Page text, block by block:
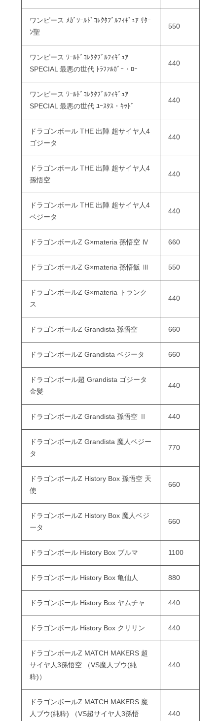
ワンピース ﾒｶﾞﾜｰﾙﾄﾞｺﾚｸﾀﾌﾞﾙﾌｨｷﾞｭｱ ｻﾀｰ
ﾝ聖
550
ワンピース ﾜｰﾙﾄﾞｺﾚｸﾀﾌﾞﾙﾌｨｷﾞｭｱ
SPECIAL 最悪の世代 ﾄﾗﾌｧﾙｶﾞｰ・ﾛｰ
440
ワンピース ﾜｰﾙﾄﾞｺﾚｸﾀﾌﾞﾙﾌｨｷﾞｭｱ
SPECIAL 最悪の世代 ﾕｰｽﾀｽ・ｷｯﾄﾞ
440
ドラゴンボール THE 出陣 超サイヤ人4
ゴジータ
440
ドラゴンボール THE 出陣 超サイヤ人4
孫悟空
440
ドラゴンボール THE 出陣 超サイヤ人4
ベジータ
440
ドラゴンボールZ G×materia 孫悟空 Ⅳ 660
ドラゴンボールZ G×materia 孫悟飯 Ⅲ 550
ドラゴンボールZ G×materia トランク
ス
440
ドラゴンボールZ Grandista 孫悟空 660
ドラゴンボールZ Grandista ベジータ 660
ドラゴンボール超 Grandista ゴジータ
金髪
440
ドラゴンボールZ Grandista 孫悟空 Ⅱ 440
ドラゴンボールZ Grandista 魔人ベジー
タ
770
ドラゴンボールZ History Box 孫悟空 天
使
660
ドラゴンボールZ History Box 魔人ベジ
ータ
660
ドラゴンボール History Box ブルマ 1100
ドラゴンボール History Box 亀仙人 880
ドラゴンボール History Box ヤムチャ 440
ドラゴンボール History Box クリリン 440
ドラゴンボールZ MATCH MAKERS 超
サイヤ人3孫悟空 （VS魔人ブウ(純
粋)）
440
ドラゴンボールZ MATCH MAKERS 魔
人ブウ(純粋) （VS超サイヤ人3孫悟
440